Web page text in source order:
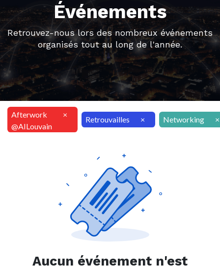
Événements
Retrouvez-nous lors des nombreux événements
organisés tout au long de l'année.
Afterwork
@AILouvain
×
Retrouvailles × Networking ×
Aucun événement n'est